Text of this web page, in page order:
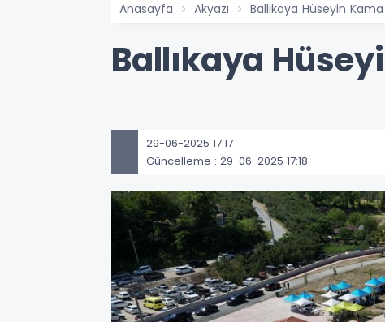
Anasayfa Akyazı Ballıkaya Hüseyin
Ballıkaya
29-06-2025 17:17
Güncelleme : 29-06-2025 17:18